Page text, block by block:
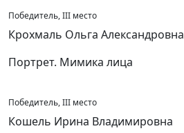
Победитель, III место
Крохмаль Ольга Александровна
Портрет. Мимика лица
Победитель, III место
Кошель Ирина Владимировна